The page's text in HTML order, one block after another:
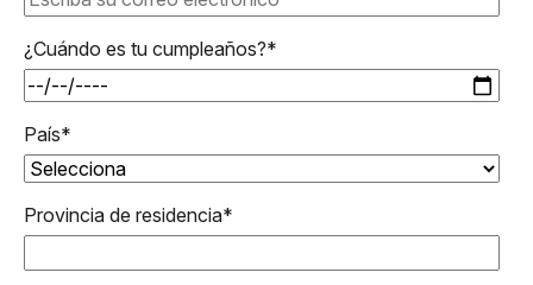
¿Cuándo es tu cumpleaños?*
País*
Provincia de residencia*